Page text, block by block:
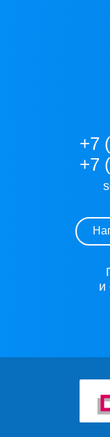
+7
+7
и